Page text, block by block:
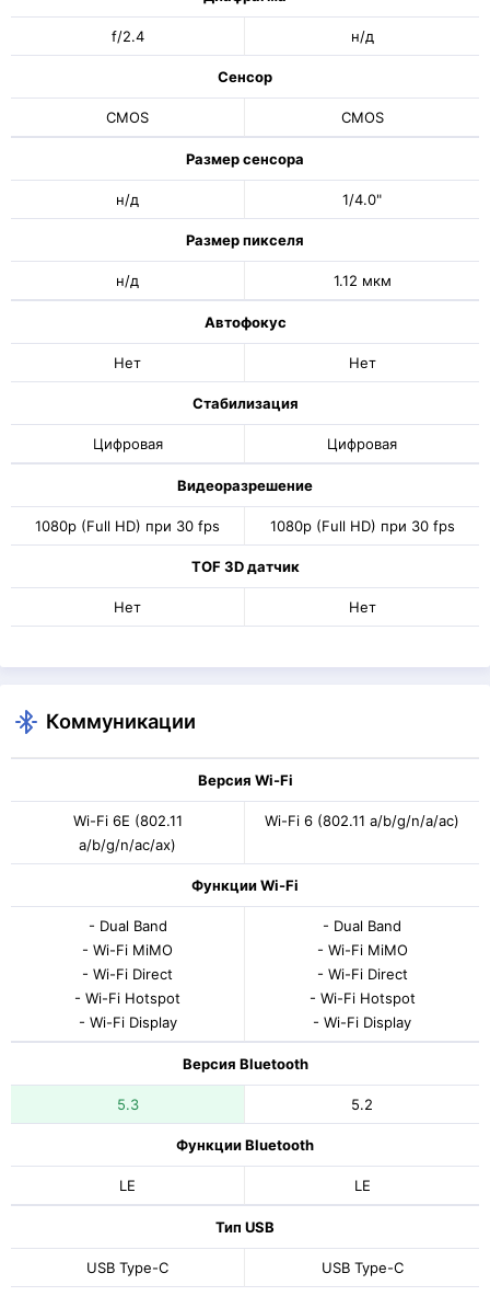
f/2.4 н/д
Сенсор
CMOS CMOS
Размер сенсора
н/д 1/4.0"
Размер пикселя
н/д 1.12 мкм
Автофокус
Нет Нет
Стабилизация
Цифровая Цифровая
Видеоразрешение
1080p (Full HD) при 30 fps 1080p (Full HD) при 30 fps
TOF 3D датчик
Нет Нет
Коммуникации
Версия Wi-Fi
Wi-Fi 6E (802.11
a/b/g/n/ac/ax)
Wi-Fi 6 (802.11 a/b/g/n/a/ac)
Функции Wi-Fi
- Dual Band
- Wi-Fi MiMO
- Wi-Fi Direct
- Wi-Fi Hotspot
- Wi-Fi Display
- Dual Band
- Wi-Fi MiMO
- Wi-Fi Direct
- Wi-Fi Hotspot
- Wi-Fi Display
Версия Bluetooth
5.3 5.2
Функции Bluetooth
LE LE
Тип USB
USB Type-C USB Type-C